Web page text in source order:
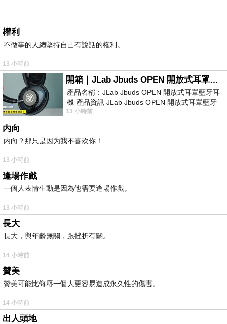
權利
不做事的人總堅持自己有說話的權利。
13 小時前
開箱｜JLab Jbuds OPEN 開放式耳罩藍牙耳機 - 設計美學，輕巧、透氣、環境音全物理達成！
產品名稱：JLab Jbuds OPEN 開放式耳罩藍牙耳
機 產品資訊 JLab Jbuds OPEN 開放式耳罩藍牙
耳機評語：非常有特色，值得喜愛美型工
13 小時前
内向
内向？那只是因为我不喜欢你！
13 小時前
逢場作戲
一個人表情生動是因為他需要逢場作戲。
13 小時前
長大
長大，與年齡無關，跟挫折有關。
14 小時前
贊美
贊美可能比侮辱一個人更容易造成永久性的傷害。
14 小時前
出人頭地